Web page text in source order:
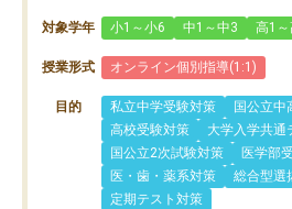
対象学年 小1～小6 中1～中3 高1～
授業形式 オンライン個別指導(1:1)
目的 私立中学受験対策
国公立中
高校受験対策
大学入学共通
国公立2次試験対策
医学部
医・歯・薬系対策
総合型選
定期テスト対策